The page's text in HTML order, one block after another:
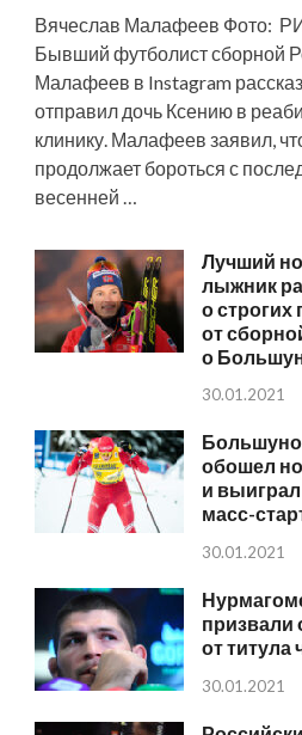
Вячеслав Малафеев Фото:
Бывший футболист сборной
Малафеев в Instagram
отправил дочь Ксению в
клинику. Малафеев заявил,
продолжает бороться с
весенней …
Лучший
лыжник
о строгих
от
о
30.01.2021
обошел
и
масс-
30.01.2021
призвали
от титула
30.01.2021